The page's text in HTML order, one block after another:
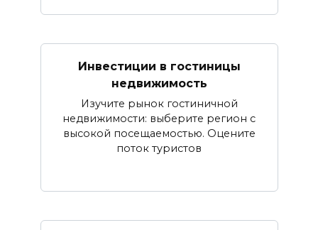
Инвестиции в гостиницы
недвижимость
Изучите рынок гостиничной
недвижимости: выберите регион с
высокой посещаемостью. Оцените
поток туристов